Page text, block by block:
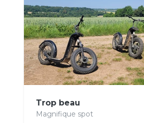
Trop beau
Magnifique spot